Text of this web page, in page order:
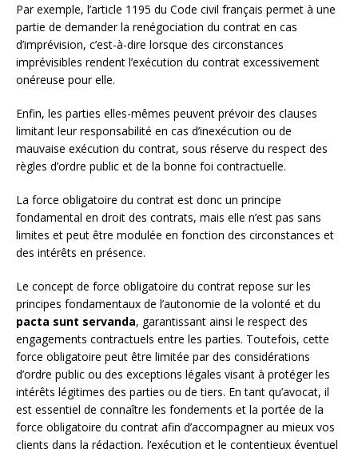
Par exemple, l’article 1195 du Code civil français permet à une
partie de demander la renégociation du contrat en cas
d’imprévision, c’est-à-dire lorsque des circonstances
imprévisibles rendent l’exécution du contrat excessivement
onéreuse pour elle.
Enfin, les parties elles-mêmes peuvent prévoir des clauses
limitant leur responsabilité en cas d’inexécution ou de
mauvaise exécution du contrat, sous réserve du respect des
règles d’ordre public et de la bonne foi contractuelle.
La force obligatoire du contrat est donc un principe
fondamental en droit des contrats, mais elle n’est pas sans
limites et peut être modulée en fonction des circonstances et
des intérêts en présence.
Le concept de force obligatoire du contrat repose sur les
principes fondamentaux de l’autonomie de la volonté et du
pacta sunt servanda, garantissant ainsi le respect des
engagements contractuels entre les parties. Toutefois, cette
force obligatoire peut être limitée par des considérations
d’ordre public ou des exceptions légales visant à protéger les
intérêts légitimes des parties ou de tiers. En tant qu’avocat, il
est essentiel de connaître les fondements et la portée de la
force obligatoire du contrat afin d’accompagner au mieux vos
clients dans la rédaction, l’exécution et le contentieux éventuel